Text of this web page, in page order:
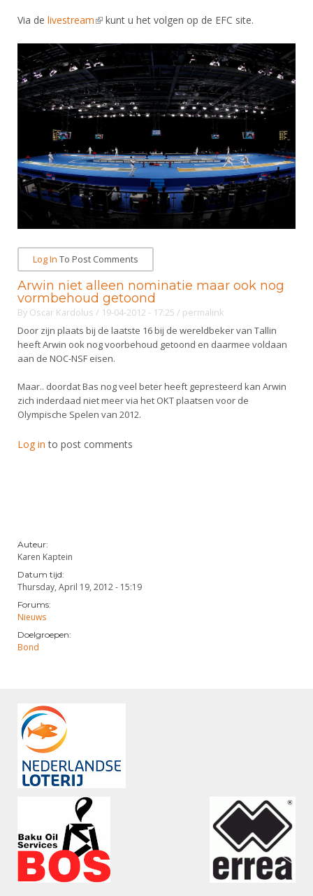
Oprichting Vereniging
Overschrijven leden
Nieuws
Aanvragen van scheidsrechters
Scheidsrechterslijst
Import inschrijvingen uit Nahouw
Verwerk wedstrijduitslagen
NK organiseren
Promotie en logo
Geschiedenis van het schermen
Archief
Infotheek
Bibliotheek
ALV
Touché
Via de livestream(link is external)
kunt u het volgen op de EFC site.
Log In To Post Comments
Arwin niet alleen nominatie maar ook nog
vormbehoud getoond
By Oscar Kardolus / 19-04-2012 - 17:25 / permalink
Door zijn plaats bij de laatste 16 bij de wereldbeker van Tallin
heeft Arwin ook nog voorbehoud getoond en daarmee voldaan
aan de NOC-NSF eisen.
Maar.. doordat Bas nog veel beter heeft gepresteerd kan Arwin
zich inderdaad niet meer via het OKT plaatsen voor de
Olympische Spelen van 2012.
Log in to post comments
Auteur:
Karen Kaptein
Datum tijd:
Thursday, April 19, 2012 - 15:19
Forums:
Nieuws
Doelgroepen:
Bond